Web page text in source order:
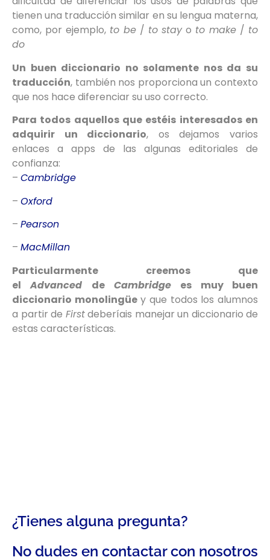
tienen una traducción similar en su lengua materna,
como, por ejemplo, to be/ to stayo to make / to
do
Un buen diccionario no solamente nos da su
traducción, también nos proporciona un contexto
que nos hace diferenciar su uso correcto.
Para todos aquellos que estéis interesados en
adquirir un diccionario, os dejamos varios
enlaces a apps de las algunas editoriales de
confianza:
– Cambridge
– Oxford
– Pearson
– MacMillan
Particularmente creemos que
el
Advanced de Cambridge
es muy buen
diccionario monolingüey que todos los alumnos
a partir de Firstdeberíais manejar un diccionario de
estas características.
¿Tienes alguna pregunta?
No dudes en contactar con nosotros